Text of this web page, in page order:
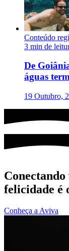
Conteúdo
3 min de
De
águas
19 Outubro,
Conectando
felicidade é
Conheça a Aviva